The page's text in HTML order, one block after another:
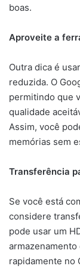
boas.
Aproveite a
Outra dica é
reduzida. O
permitindo que
qualidade
Assim, você
memórias sem
Transferência
Se você está
considere
pode usar um
armazenamento
rapidamente no